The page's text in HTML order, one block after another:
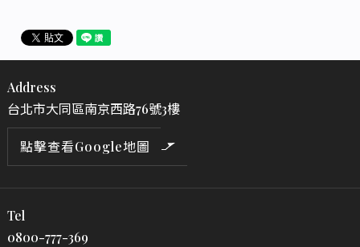
Address
台北市大同區南京西路76號3樓
點擊查看Google地圖
Tel
0800-777-369